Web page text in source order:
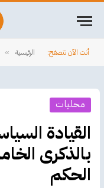
أنت الآن تتصفح: الرئيسية »
محليات
القيادة
بالذكرى
الحكم